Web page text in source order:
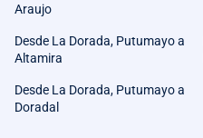
Araujo
Desde La Dorada, Putumayo a
Altamira
Desde La Dorada, Putumayo a
Doradal